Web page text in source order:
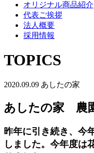
オリジナル商品紹介
代表ご挨拶
法人概要
採用情報
TOPICS
2020.09.09 あしたの家
あしたの家 農
昨年に引き続き、今
しました。今年度は